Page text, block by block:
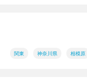
関東 神奈川県 相模原